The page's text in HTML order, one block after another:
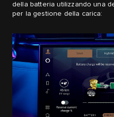
della batteria utilizzando una
per la gestione della carica: